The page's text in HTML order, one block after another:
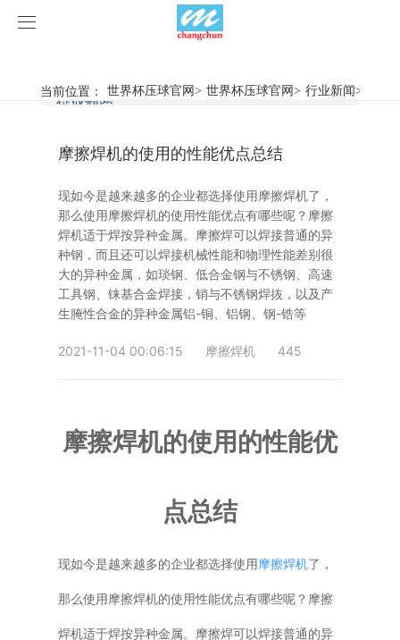
世界杯压球官网
旋弧焊机
摩擦焊机
惯性摩擦焊机
连续驱动摩擦焊机
普通铣床
其他机床
产品视频
世界杯压球官网
行业新闻
企业动态
案例展示
客户案例
荣誉资质
当前位置： 世界杯压球官网> 世界杯压球官网> 行业新闻>
行业新闻
企业动态
摩擦焊机的使用的性能优点总结
现如今是越来越多的企业都选择使用摩擦焊机了，
那么使用摩擦焊机的使用性能优点有哪些呢？摩擦
焊机适于焊按异种金属。摩擦焊可以焊接普通的异
种钢，而且还可以焊接机械性能和物理性能差别很
大的异种金属，如琰钢、低合金钢与不锈钢、高速
工具钢、铼基合金焊接，销与不锈钢焊抜，以及产
生腌性合金的异种金属铝-铜、铝钢、钢-锆等
2021-11-04 00:06:15 摩擦焊机 445
摩擦焊机的使用的性能优
点总结
现如今是越来越多的企业都选择使用摩擦焊机了，
那么使用摩擦焊机的使用性能优点有哪些呢？摩擦
焊机适于焊按异种金属。摩擦焊可以焊接普通的异